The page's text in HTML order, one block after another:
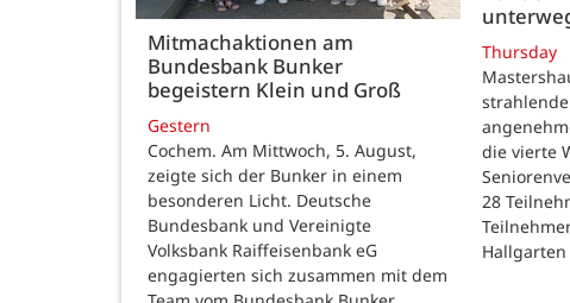
Mitmachaktionen am
Bundesbank Bunker
begeistern Klein und Groß
Gestern
Cochem. Am Mittwoch, 5. August,
zeigte sich der Bunker in einem
besonderen Licht. Deutsche
Bundesbank und Vereinigte
Volksbank Raiffeisenbank eG
engagierten sich zusammen mit dem
Thursday
die vierte
28